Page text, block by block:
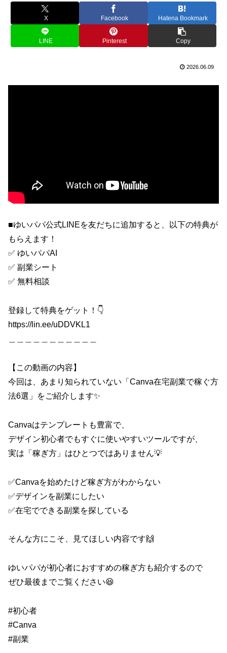
X Facebook Hatena Bookmark
LINE Pinterest Copy
2026.06.09
■ゆいパパ公式LINEを友だちに追加すると、以下の特典が
もらえます！
✅ ゆいパパAI
✅ 副業シート
✅ 無料相談
登録して特典をゲット！👇
https://lin.ee/uDDVKL1
【この動画の内容】
今回は、あまり知られていない「Canva在宅副業で稼ぐ方
法6選」をご紹介します✨
Canvaはテンプレートも豊富で、
デザイン初心者でもすぐに使いやすいツールですが、
実は「稼ぎ方」はひとつではありません💡
✅Canvaを始めたけど稼ぎ方がわからない
✅デザインを副業にしたい
✅在宅でできる副業を探している
そんな方にこそ、見てほしい内容です🙌
ゆいパパが初心者におすすめの稼ぎ方も紹介するので
ぜひ最後までご覧ください😆
#初心者
#Canva
#副業